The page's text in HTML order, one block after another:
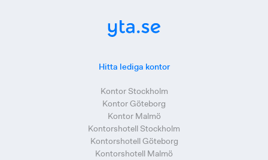
Hitta lediga kontor
Kontor Stockholm
Kontor Göteborg
Kontor Malmö
Kontorshotell Stockholm
Kontorshotell Göteborg
Kontorshotell Malmö